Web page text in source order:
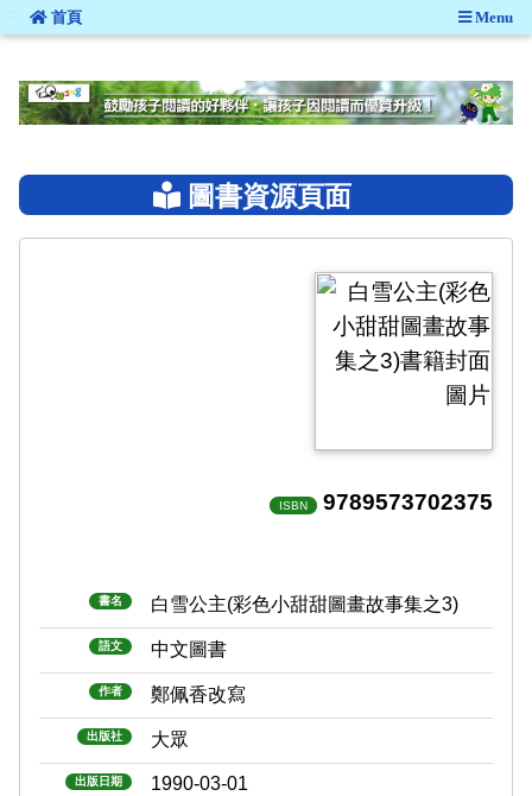
::: 首頁 Menu
圖書資源頁面
ISBN 9789573702375
書名 白雪公主(彩色小甜甜圖畫故事集之3)
語文 中文圖書
作者 鄭佩香改寫
出版社 大眾
出版日期 1990-03-01